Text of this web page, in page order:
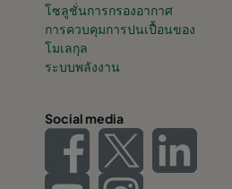
โซลูชั่นการกรองอากาศ
การควบคุมการปนเปื้อนของ
โมเลกุล
ระบบพลังงาน
Social media